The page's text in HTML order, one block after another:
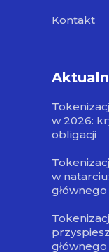
Kontakt
w 2026:
obligacji
w